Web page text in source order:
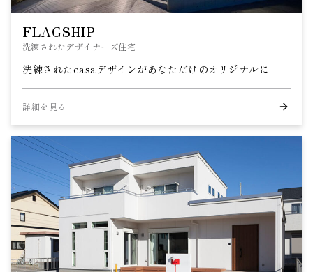
FLAGSHIP
洗練されたデザイナーズ住宅
洗練されたcasaデザインがあなただけのオリジナルに
詳細を見る